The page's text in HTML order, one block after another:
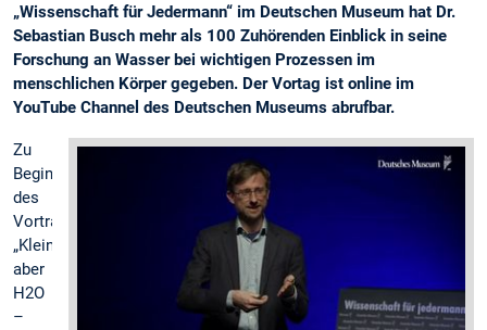
„Wissenschaft für Jedermann“ im Deutschen Museum hat Dr.
Sebastian Busch mehr als 100 Zuhörenden Einblick in seine
Forschung an Wasser bei wichtigen Prozessen im
menschlichen Körper gegeben. Der Vortag ist online im
YouTube Channel des Deutschen Museums abrufbar.
Zu
Beginn
des
Vortrags
„Klein
aber
H2O
–